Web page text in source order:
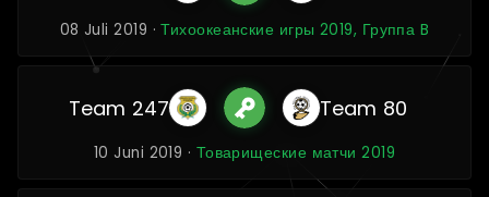
08 Juli 2019 ·Тихоокеанские игры 2019, Группа B
Team 247 Team 80
10 Juni 2019 · Товарищеские матчи 2019